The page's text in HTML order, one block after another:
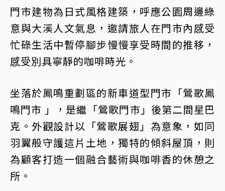
門市建物為日式風格建築，呼應公園周邊綠
意與大溪人文氣息，邀請旅人在門市內感受
忙碌生活中暫停腳步慢慢享受時間的推移，
感受別具寧靜的咖啡時光。
坐落於鳳鳴重劃區的新車道型門市「鶯歌鳳
鳴門市 」，是繼「鶯歌門市」後第二間星巴
克。外觀設計以「鶯歌展翅」為意象，如同
羽翼般守護這片土地，獨特的傾斜屋頂，則
為顧客打造一個融合藝術與咖啡香的休憩之
所。